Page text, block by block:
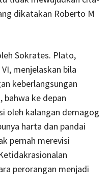
dikatakan Roberto M
Sokrates. Plato,
menjelaskan bila
keberlangsungan
bahwa ke depan
oleh kalangan demagog
harta dan pandai
pernah merevisi
perorangan menjadi